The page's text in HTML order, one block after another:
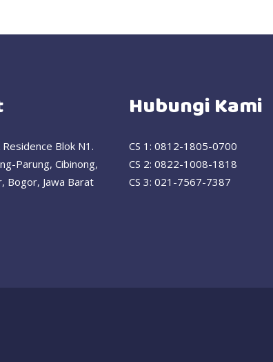
Blok N1.
Parung, Cibinong,
Bogor, Jawa Barat
Hubungi Kami
CS 1: 0812-1805-0700
CS 2: 0822-1008-1818
CS 3: 021-7567-7387